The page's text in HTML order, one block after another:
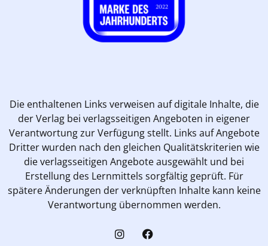
Die enthaltenen Links verweisen auf digitale Inhalte, die
der Verlag bei verlagsseitigen Angeboten in eigener
Verantwortung zur Verfügung stellt. Links auf Angebote
Dritter wurden nach den gleichen Qualitätskriterien wie
die verlagsseitigen Angebote ausgewählt und bei
Erstellung des Lernmittels sorgfältig geprüft. Für
spätere Änderungen der verknüpften Inhalte kann keine
Verantwortung übernommen werden.